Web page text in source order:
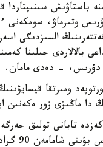
باستاۋىش سىنىپتاردا
وتىرماۋ، سومكەنى
السىزدىگى
بالالاردى جىلىنا
دۇرىس، - دەدى مامان.
ومىرتقا
دا ماڭىزى زور ەكەنىن
تابانى تولىق
تىزە